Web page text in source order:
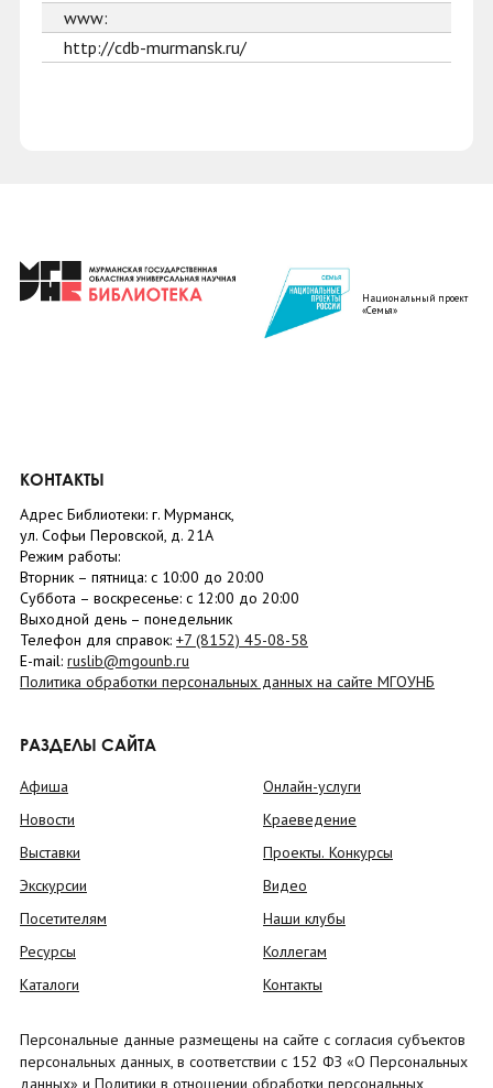
www:
http://cdb-murmansk.ru/
Национальный проект
«Семья»
КОНТАКТЫ
Адрес Библиотеки: г. Мурманск,
ул. Софьи Перовской, д. 21А
Режим работы:
Вторник – пятница: с 10:00 до 20:00
Суббота – воскресенье: c 12:00 до 20:00
Выходной день – понедельник
Телефон для справок: +7 (8152) 45-08-58
E-mail: ruslib@mgounb.ru
Политика обработки персональных данных на сайте МГОУНБ
РАЗДЕЛЫ САЙТА
Афиша
Новости
Выставки
Экскурсии
Посетителям
Ресурсы
Каталоги
Онлайн-услуги
Краеведение
Проекты. Конкурсы
Видео
Наши клубы
Коллегам
Контакты
Персональные данные размещены на сайте с согласия субъектов
персональных данных, в соответствии с 152 ФЗ «О Персональных
данных» и Политики в отношении обработки персональных